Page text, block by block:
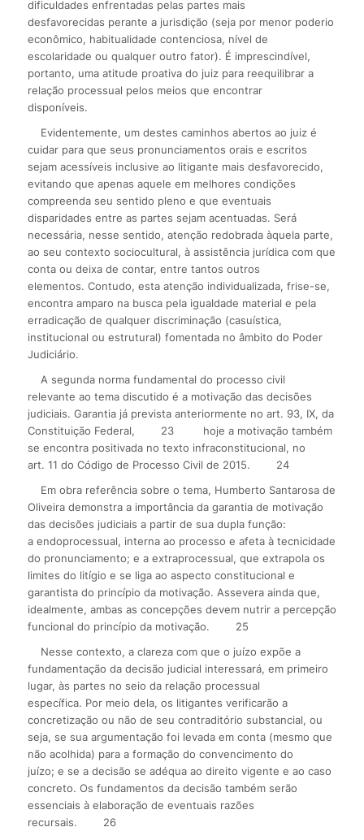
dificuldades enfrentadas pelas partes mais
desfavorecidas perante a jurisdição (seja por menor poderio
econômico, habitualidade contenciosa, nível de
escolaridade ou qualquer outro fator). É imprescindível,
portanto, uma atitude proativa do juiz para reequilibrar a
relação processual pelos meios que encontrar
disponíveis.
Evidentemente, um destes caminhos abertos ao juiz é
cuidar para que seus pronunciamentos orais e escritos
sejam acessíveis inclusive ao litigante mais desfavorecido,
evitando que apenas aquele em melhores condições
compreenda seu sentido pleno e que eventuais
disparidades entre as partes sejam acentuadas. Será
necessária, nesse sentido, atenção redobrada àquela parte,
ao seu contexto sociocultural, à assistência jurídica com que
conta ou deixa de contar, entre tantos outros
elementos. Contudo, esta atenção individualizada, frise-se,
encontra amparo na busca pela igualdade material e pela
erradicação de qualquer discriminação (casuística,
institucional ou estrutural) fomentada no âmbito do Poder
Judiciário.
A segunda norma fundamental do processo civil
relevante ao tema discutido é a motivação das decisões
judiciais. Garantia já prevista anteriormente no art. 93, IX, da
Constituição Federal,
23
hoje a motivação também
se encontra positivada no texto infraconstitucional, no
art. 11 do Código de Processo Civil de 2015.
24
Em obra referência sobre o tema, Humberto Santarosa de
Oliveira demonstra a importância da garantia de motivação
das decisões judiciais a partir de sua dupla função:
a endoprocessual, interna ao processo e afeta à tecnicidade
do pronunciamento; e a extraprocessual, que extrapola os
limites do litígio e se liga ao aspecto constitucional e
garantista do princípio da motivação. Assevera ainda que,
idealmente, ambas as concepções devem nutrir a percepção
funcional do princípio da motivação.
25
Nesse contexto, a clareza com que o juízo expõe a
fundamentação da decisão judicial interessará, em primeiro
lugar, às partes no seio da relação processual
específica. Por meio dela, os litigantes verificarão a
concretização ou não de seu contraditório substancial, ou
seja, se sua argumentação foi levada em conta (mesmo que
não acolhida) para a formação do convencimento do
juízo; e se a decisão se adéqua ao direito vigente e ao caso
concreto. Os fundamentos da decisão também serão
essenciais à elaboração de eventuais razões
recursais.
26